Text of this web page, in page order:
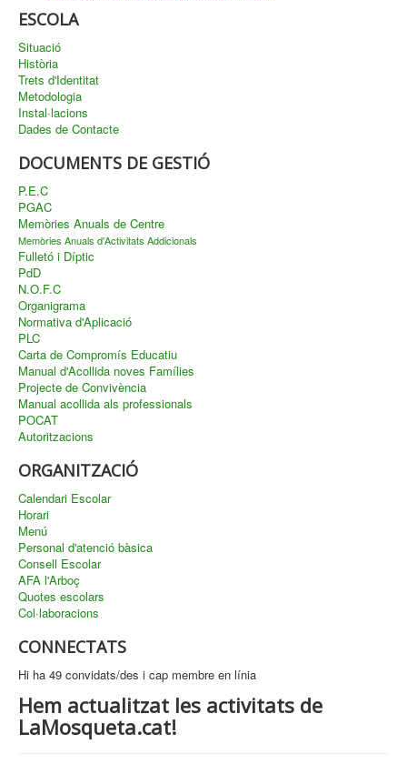
ESCOLA
Situació
Història
Trets d'Identitat
Metodologia
Instal·lacions
Dades de Contacte
DOCUMENTS DE GESTIÓ
P.E.C
PGAC
Memòries Anuals de Centre
Memòries Anuals d'Activitats Addicionals
Fulletó i Díptic
PdD
N.O.F.C
Organigrama
Normativa d'Aplicació
PLC
Carta de Compromís Educatiu
Manual d'Acollida noves Famílies
Projecte de Convivència
Manual acollida als professionals
POCAT
Autoritzacions
ORGANITZACIÓ
Calendari Escolar
Horari
Menú
Personal d'atenció bàsica
Consell Escolar
AFA l'Arboç
Quotes escolars
Col·laboracions
CONNECTATS
Hi ha 49 convidats/des i cap membre en línia
Hem actualitzat les activitats de
LaMosqueta.cat!